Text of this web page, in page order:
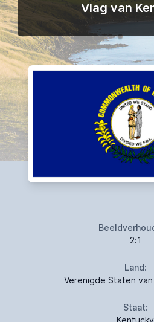
Vlag van
2:1
Land:
Verenigde Staten van
Staat:
Kentucky